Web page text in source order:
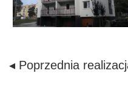
◂ Poprzednia